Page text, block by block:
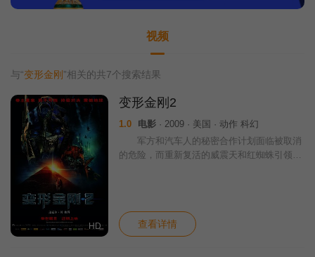
视频
与“变形金刚 ”相关的共7个搜索结果
HD
变形金刚2
1.0 电影 · 2009 · 美国 · 动作 科幻
军方和汽车人的秘密合作计划面临被取消
的危险，而重新复活的威震天和红蜘蛛引领霸
查看详情